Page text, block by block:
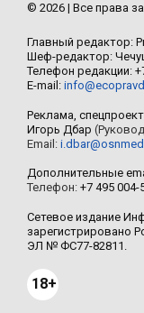
© 2026 | Все права
Главный редактор:
Шеф-редактор:
Телефон редакции:
E-mail:
Реклама,
Игорь Дбар
Email:
Дополнительные
Телефон: +7 495 004-
Сетевое издание
зарегистрировано
ЭЛ № ФС77-82811.
18+